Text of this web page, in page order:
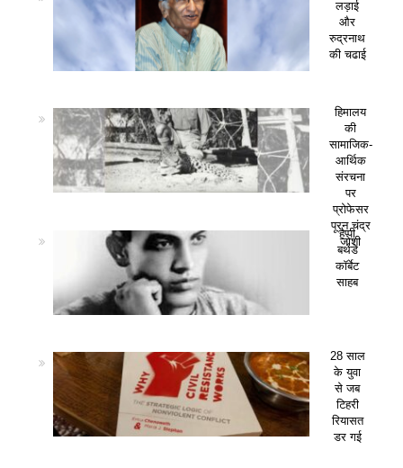
लड़ाई
और
रुद्रनाथ
की चढाई
हिमालय
की
सामाजिक-
आर्थिक
संरचना
पर
प्रोफेसर
पूरन चंद्र
जोशी
हैप्पी
बर्थडे
कॉर्बेट
साहब
28 साल
के युवा
से जब
टिहरी
रियासत
डर गई